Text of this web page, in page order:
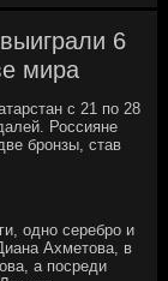
6
мира
с 21 по 28
Россияне
бронзы, став
одно серебро и
Ахметοва, в
а посреди